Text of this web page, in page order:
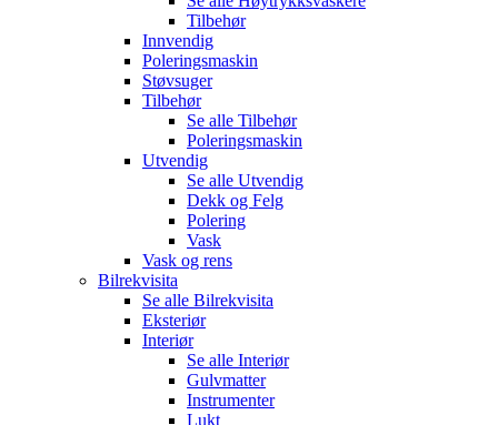
Tilbehør
Innvendig
Poleringsmaskin
Støvsuger
Tilbehør
Se alle Tilbehør
Poleringsmaskin
Utvendig
Se alle Utvendig
Dekk og Felg
Polering
Vask
Vask og rens
Bilrekvisita
Se alle Bilrekvisita
Eksteriør
Interiør
Se alle Interiør
Gulvmatter
Instrumenter
Lukt